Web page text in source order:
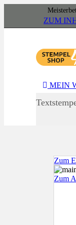
ZUM
MEIN
Zum
Zum